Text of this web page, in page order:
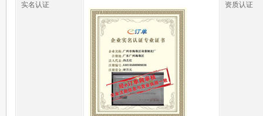
实名认证 资质认证